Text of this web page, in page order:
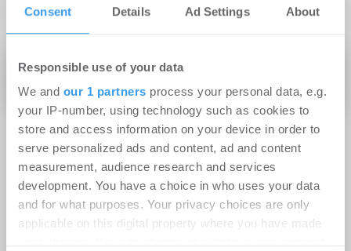
Consent Details Ad Settings About
Responsible use of your data
We and our 1 partners process your personal data, e.g.
your IP-number, using technology such as cookies to
store and access information on your device in order to
serve personalized ads and content, ad and content
measurement, audience research and services
development. You have a choice in who uses your data
and for what purposes. Your privacy choices are only
applicable on this digital property where you have made
Kontakt
Jens Hoffstiepel